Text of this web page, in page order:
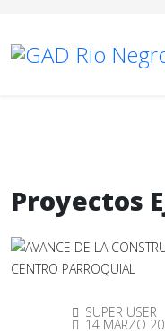
Proyectos
SUPER USER
14 MARZO